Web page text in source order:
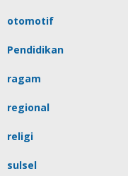
otomotif
Pendidikan
ragam
regional
religi
sulsel